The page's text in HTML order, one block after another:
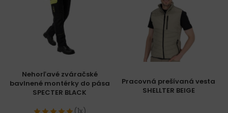
Nehorľavé zváračské
bavlnené montérky do pása
SPECTER BLACK
Pracovná prešívaná vesta
SHELLTER BEIGE